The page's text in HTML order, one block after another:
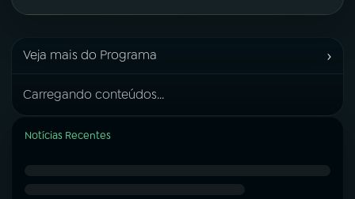
Veja mais do Programa ›
Carregando conteúdos...
Notícias Recentes